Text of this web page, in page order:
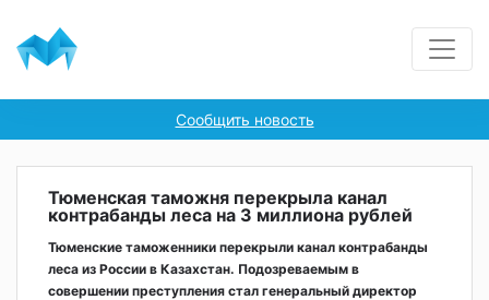
Сообщить новость
Тюменская таможня перекрыла канал
контрабанды леса на 3 миллиона рублей
Тюменские таможенники перекрыли канал контрабанды
леса из России в Казахстан. Подозреваемым в
совершении преступления стал генеральный директор